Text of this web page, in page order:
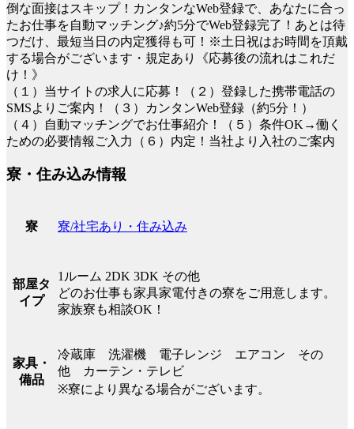
倒な面接はスキップ！カンタンなWeb登録で、あなたに合っ
たお仕事を自動マッチング♪約5分でWeb登録完了！あとは待
つだけ、最短当日の内定獲得も可！※土日祝はお時間を頂戴
する場合がございます・規定あり《応募後の流れはこれだ
け！》
（１）当サイトの求人に応募！（２）登録した携帯電話の
SMSよりご案内！（３）カンタンWeb登録（約5分！）
（４）自動マッチングでお仕事紹介！（５）条件OK→働く
ための必要情報ご入力（６）内定！当社より入社のご案内
寮・住み込み情報
寮 寮/社宅あり・住み込み
部屋タ
イプ
1ルーム 2DK 3DK その他
どのお仕事も家具家電付きの寮をご用意します。
家族寮も相談OK！
家具・
備品
冷蔵庫 洗濯機 電子レンジ エアコン その
他 カーテン・テレビ
※寮により異なる場合がございます。